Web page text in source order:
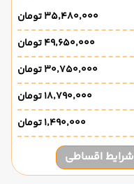
۳۵٬۴۸۰٬۰۰۰ تومان
۴۹٬۶۵۰٬۰۰۰ تومان
۳۰٬۷۵۰٬۰۰۰ تومان
۱۸٬۷۹۰٬۰۰۰ تومان
۱٬۴۹۰٬۰۰۰ تومان
شرایط اقساطی